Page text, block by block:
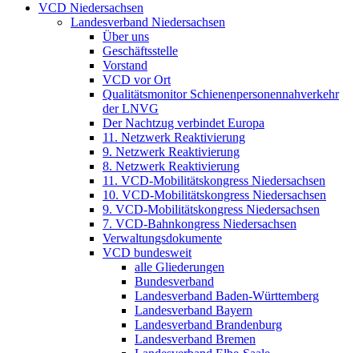
VCD Niedersachsen
Landesverband Niedersachsen
Über uns
Geschäftsstelle
Vorstand
VCD vor Ort
Qualitätsmonitor Schienenpersonennahverkehr
der LNVG
Der Nachtzug verbindet Europa
11. Netzwerk Reaktivierung
9. Netzwerk Reaktivierung
8. Netzwerk Reaktivierung
11. VCD-Mobilitätskongress Niedersachsen
10. VCD-Mobilitätskongress Niedersachsen
9. VCD-Mobilitätskongress Niedersachsen
7. VCD-Bahnkongress Niedersachsen
Verwaltungsdokumente
VCD bundesweit
alle Gliederungen
Bundesverband
Landesverband Baden-Württemberg
Landesverband Bayern
Landesverband Brandenburg
Landesverband Bremen